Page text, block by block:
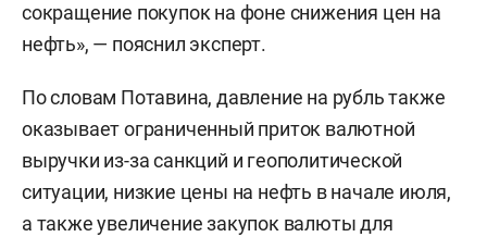
сокращение покупок на фоне снижения цен на
нефть», — пояснил эксперт.
По словам Потавина, давление на рубль также
оказывает ограниченный приток валютной
выручки из-за санкций и геополитической
ситуации, низкие цены на нефть в начале июля,
а также увеличение закупок валюты для